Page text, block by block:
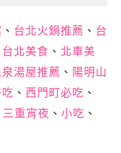
、 台北火鍋推薦 、 台
台北美食 、 北車美
湯屋推薦 、 陽明山
、 西門町必吃 、
三重宵夜 、 小吃 、